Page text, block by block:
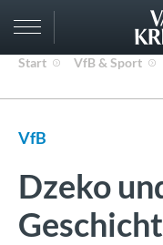
Start VfB & Sport
VfB
Dzeko